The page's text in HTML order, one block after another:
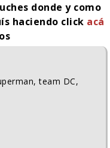
donde y como
haciendo click acá
team DC,